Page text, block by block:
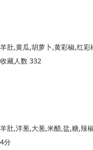
羊肚,黄瓜,胡萝卜,黄彩椒,红
收藏人数 332
羊肚,洋葱,大葱,米醋,盐,糖,辣
4分